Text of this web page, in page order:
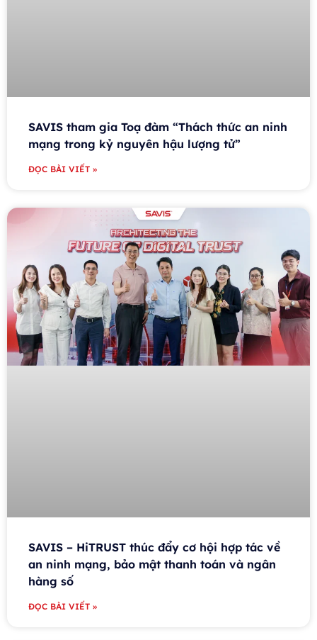
SAVIS tham gia Toạ đàm “Thách thức an ninh
mạng trong kỷ nguyên hậu lượng tử”
ĐỌC BÀI VIẾT »
SAVIS – HiTRUST thúc đẩy cơ hội hợp tác về
an ninh mạng, bảo mật thanh toán và ngân
hàng số
ĐỌC BÀI VIẾT »